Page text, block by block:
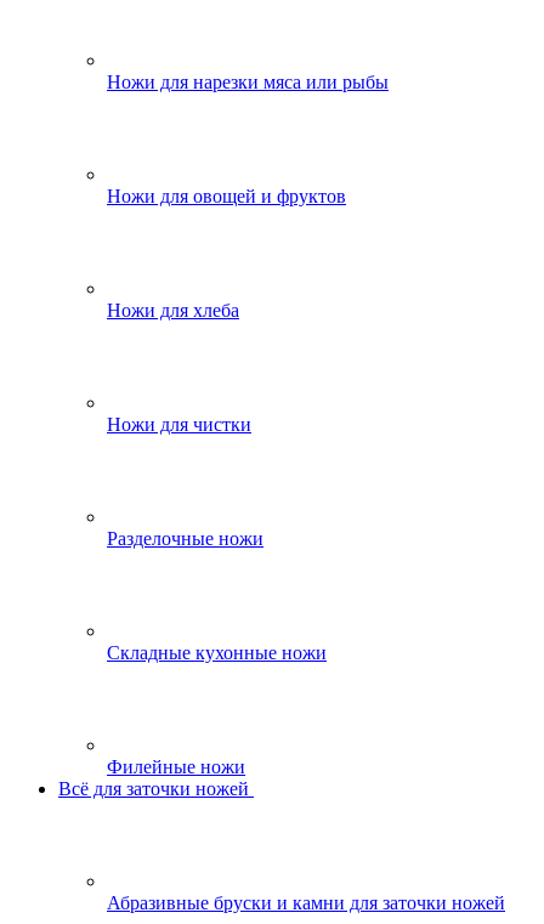
Ножи для нарезки мяса или рыбы
Ножи для овощей и фруктов
Ножи для хлеба
Ножи для чистки
Разделочные ножи
Складные кухонные ножи
Филейные ножи
Всё для заточки ножей
Абразивные бруски и камни для заточки ножей